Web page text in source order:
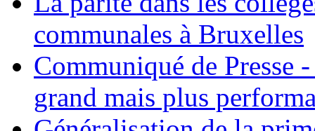
communales à Bruxelles
Communiqué de Presse
grand mais plus